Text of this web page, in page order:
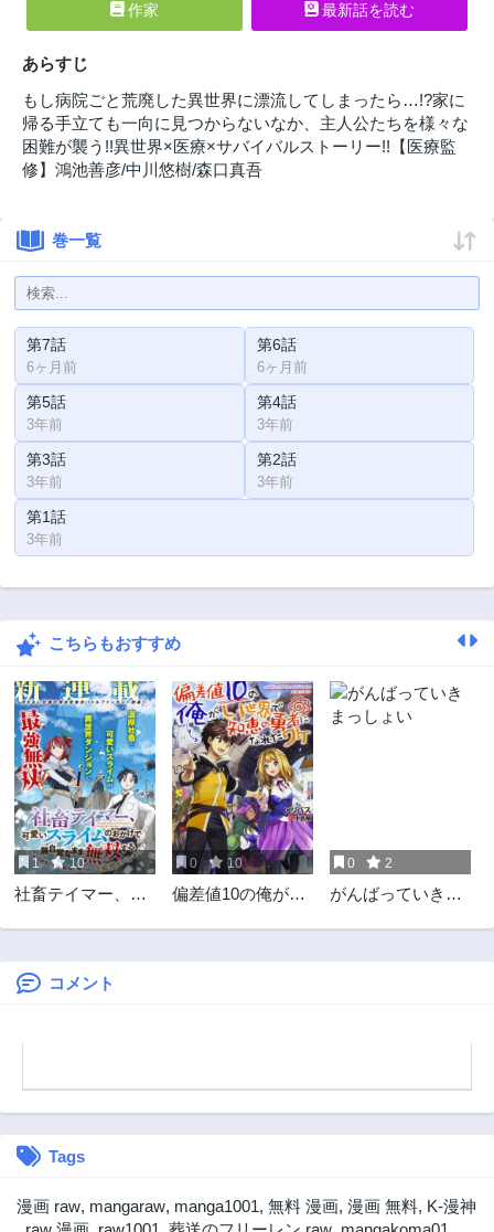
作家 最新話を読む
あらすじ
もし病院ごと荒廃した異世界に漂流してしまったら…!?家に
帰る手立ても一向に見つからないなか、主人公たちを様々な
困難が襲う!!異世界×医療×サバイバルストーリー!!【医療監
修】鴻池善彦/中川悠樹/森口真吾
巻一覧
第7話
6ヶ月前
第6話
6ヶ月前
第5話
3年前
第4話
3年前
第3話
3年前
第2話
3年前
第1話
3年前
こちらもおすすめ
1 10
社畜テイマー、可
ま無双する～うっ
かり国内トップの
～
0 10
偏差値10の俺がい
0 2
がんばっていきま
コメント
Tags
漫画 raw, mangaraw, manga1001, 無料 漫画, 漫画 無料, K-漫神